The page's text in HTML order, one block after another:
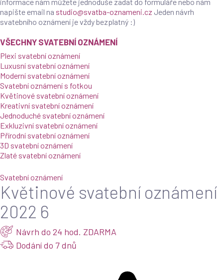
napište email na studio@svatba-oznameni.cz Jeden návrh
svatebního oznámení je vždy bezplatný :)
VŠECHNY SVATEBNÍ OZNÁMENÍ
Plexi svatební oznámení
Luxusní svatební oznámení
Moderní svatební oznámení
Svatební oznámení s fotkou
Květinové svatební oznámení
Kreativní svatební oznámení
Jednoduché svatební oznámení
Exkluzivní svatební oznámení
Přírodní svatební oznámení
3D svatební oznámení
Zlaté svatební oznámení
Svatební oznámení
Květinové svatební oznámení
2022 6
Návrh do 24 hod. ZDARMA
Dodání do 7 dnů